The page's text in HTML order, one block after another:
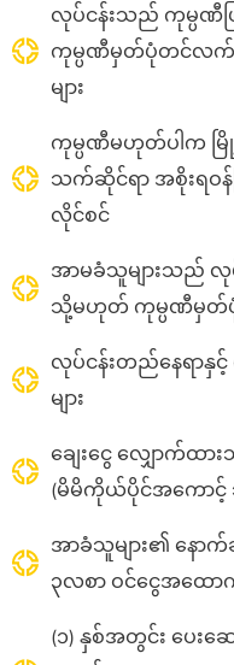
လုပ်ငန်းသည် ကုမ္ပဏီဖ
ကုမ္ပဏီမှတ်ပုံတင်လက်
များ
ကုမ္ပဏီမဟုတ်ပါက
သက်ဆိုင်ရာ အစိုးရဝန်
လိုင်စင်
အာမခံသူများသည် လု
သို့မဟုတ် ကုမ္ပဏီမှတ်
လုပ်ငန်းတည်နေရာနှ
များ
ချေးငွေ လျှောက်ထ
(မိမိကိုယ်ပိုင်အကောင့်
အာခံသူများ၏ နော
၃လစာ ဝင်ငွေအထော
(၁) နှစ်အတွင်း ပေးဆေ